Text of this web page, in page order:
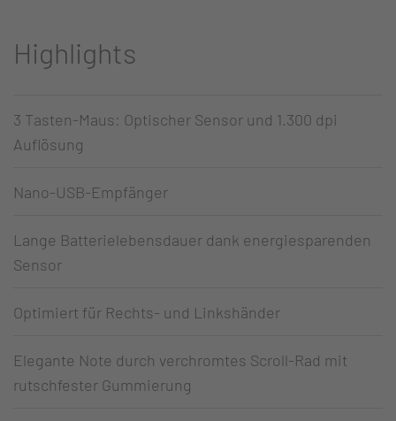
Highlights
3 Tasten-Maus: Optischer Sensor und 1.300 dpi
Auflösung
Nano-USB-Empfänger
Lange Batterielebensdauer dank energiesparenden
Sensor
Optimiert für Rechts- und Linkshänder
Elegante Note durch verchromtes Scroll-Rad mit
rutschfester Gummierung